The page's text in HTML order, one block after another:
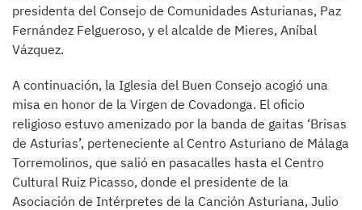
presidenta del Consejo de Comunidades Asturianas, Paz
Fernández Felgueroso, y el alcalde de Mieres, Aníbal
Vázquez.
A continuación, la Iglesia del Buen Consejo acogió una
misa en honor de la Virgen de Covadonga. El oficio
religioso estuvo amenizado por la banda de gaitas ‘Brisas
de Asturias’, perteneciente al Centro Asturiano de Málaga
Torremolinos, que salió en pasacalles hasta el Centro
Cultural Ruiz Picasso, donde el presidente de la
Asociación de Intérpretes de la Canción Asturiana, Julio